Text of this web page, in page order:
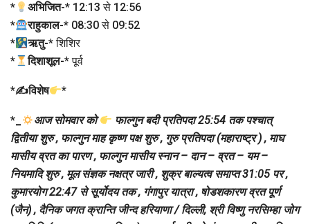
*
अभिजित-* 12:13 से 12:56
*
राहुकाल-* 08:30 से 09:52
*
ऋतु-* शिशिर
*
दिशाशूल-* पूर्व
*✍विशेष *
* आज सोमवार को
फाल्गुन बदी प्रतिपदा 25:54 तक पश्चात्
द्वितीया शुरु , फाल्गुन माह कृष्ण पक्ष शुरु , गुरु प्रतिपदा (महाराष्ट्र ) , माघ
मासीय व्रत का पारण , फाल्गुन मासीय स्नान – दान – व्रत – यम –
नियमादि शुरु , मूल संज्ञक नक्षत्र जारी , शुक्र बाल्यत्व समाप्त 31:05 पर ,
कुमारयोग 22:47 से सूर्योदय तक , गंगापुर यात्रा , षोडशकारण व्रत पूर्ण
(जैन) , दैनिक जगत क्रान्ति जीन्द हरियाणा / दिल्ली, श्री विष्णु नरसिम्हा जोग